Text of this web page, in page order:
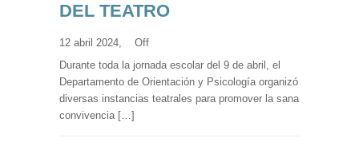
DEL TEATRO
12 abril 2024,
Off
Durante toda la jornada escolar del 9 de abril, el
Departamento de Orientación y Psicología organizó
diversas instancias teatrales para promover la sana
convivencia […]